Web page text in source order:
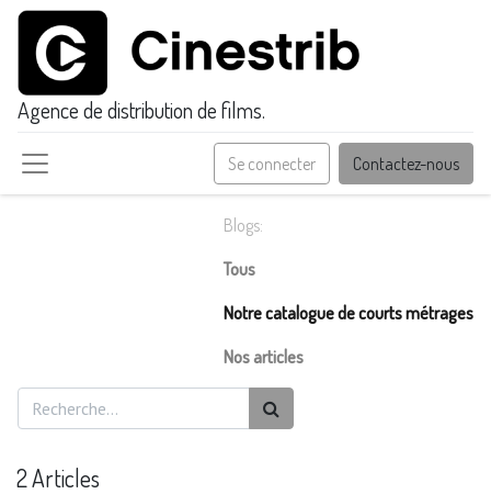
Agence de distribution de films.
Se connecter Contactez-nous
Blogs:
Tous
Notre catalogue de courts métrages
Nos articles
2 Articles